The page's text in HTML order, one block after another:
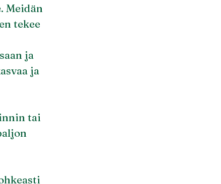
Meidän
tekee
ja
ja
tai